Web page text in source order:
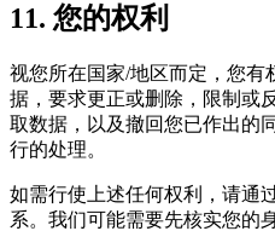
11. 您的权利
视您所在国家/地区而定，您有
据，要求更正或删除，限制或
取数据，以及撤回您已作出
行的处理。
如需行使上述任何权利，请通
系。我们可能需要先核实您的